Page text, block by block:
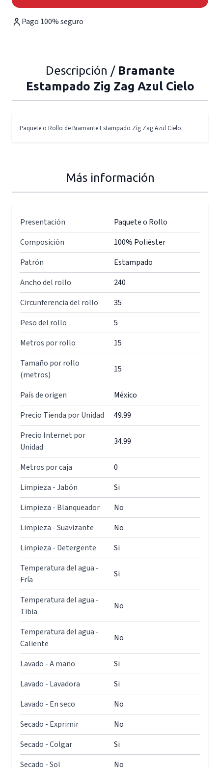
Pago 100% seguro
Descripción / Bramante
Estampado Zig Zag Azul Cielo
Paquete o Rollo de Bramante Estampado Zig Zag Azul Cielo.
Más información
Presentación
Paquete o Rollo
Composición
100% Poliéster
Patrón
Estampado
Ancho del rollo
240
Circunferencia del rollo
35
Peso del rollo
5
Metros por rollo
15
Tamaño por rollo
(metros)
15
País de origen
México
Precio Tienda por Unidad
49.99
Precio Internet por
Unidad
34.99
Metros por caja
0
Limpieza - Jabón
Si
Limpieza - Blanqueador
No
Limpieza - Suavizante
No
Limpieza - Detergente
Si
Temperatura del agua -
Fría
Si
Temperatura del agua -
Tibia
No
Temperatura del agua -
Caliente
No
Lavado - A mano
Si
Lavado - Lavadora
Si
Lavado - En seco
No
Secado - Exprimir
No
Secado - Colgar
Si
Secado - Sol
No